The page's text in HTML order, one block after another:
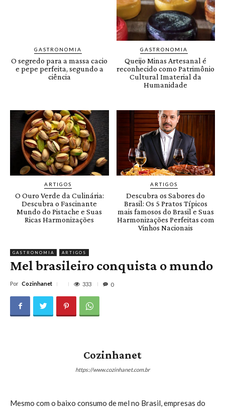
GASTRONOMIA
O segredo para a massa cacio
e pepe perfeita, segundo a
ciência
GASTRONOMIA
Queijo Minas Artesanal é
reconhecido como Patrimônio
Cultural Imaterial da
Humanidade
ARTIGOS
O Ouro Verde da Culinária:
Descubra o Fascinante
Mundo do Pistache e Suas
Ricas Harmonizações
ARTIGOS
Descubra os Sabores do
Brasil: Os 5 Pratos Típicos
mais famosos do Brasil e Suas
Harmonizações Perfeitas com
Vinhos Nacionais